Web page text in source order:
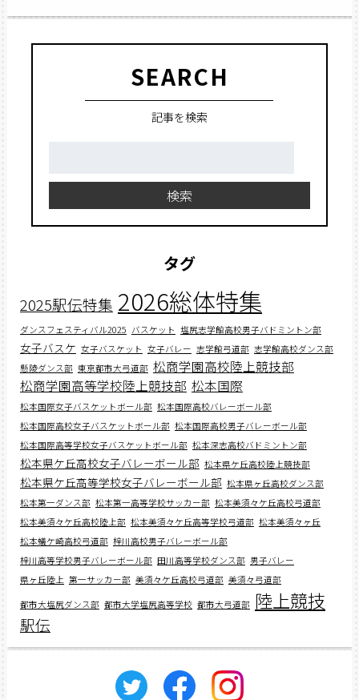
SEARCH
記事を検索
検索
タグ
2025駅伝特集 2026総体特集
ダンスフェスティバル2025 バスケット 塩尻志学館高校男子バドミントン部
女子バスケ 女子バスケット 女子バレー 志学館弓道部 志学館高校ダンス部
懸陵ダンス部 東京都市大弓道部 松商学園高校陸上競技部
松商学園高等学校陸上競技部 松本国際
松本国際女子バスケットボール部 松本国際高校バレーボール部
松本国際高校女子バスケットボール部 松本国際高校男子バレーボール部
松本国際高等学校女子バスケットボール部 松本深志高校バドミントン部
松本県ケ丘高校女子バレーボール部 松本県ケ丘高校陸上競技部
松本県ケ丘高等学校女子バレーボール部 松本県ヶ丘高校ダンス部
松本第一ダンス部 松本第一高等学校サッカー部 松本美須々ケ丘高校弓道部
松本美須々ケ丘高校陸上部 松本美須々ケ丘高等学校弓道部 松本美須々ヶ丘
松本蟻ケ崎高校弓道部 梓川高校男子バレーボール部
梓川高等学校男子バレーボール部 田川高等学校ダンス部 男子バレー
県ヶ丘陸上 第一サッカー部 美須々ケ丘高校弓道部 美須々弓道部
都市大塩尻ダンス部 都市大学塩尻高等学校 都市大弓道部 陸上競技
駅伝